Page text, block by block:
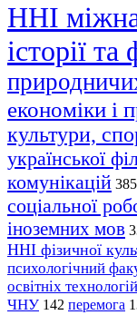
ННІ
історії та
економіки і
культури,
української
комунікацій 385
соціальної
іноземних мов
ННІ фізичної
психологічний
освітніх технологій
ЧНУ 142 перемога